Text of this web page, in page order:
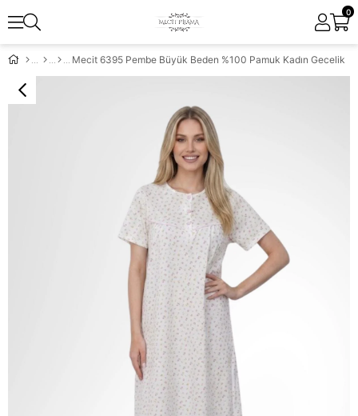
0
Mecit 6395 Pembe Büyük Beden %100 Pamuk Kadın Gecelik